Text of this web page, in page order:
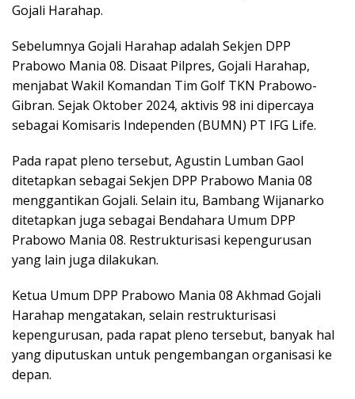
Gojali Harahap.
Sebelumnya Gojali Harahap adalah Sekjen DPP
Prabowo Mania 08. Disaat Pilpres, Gojali Harahap,
menjabat Wakil Komandan Tim Golf TKN Prabowo-
Gibran. Sejak Oktober 2024, aktivis 98 ini dipercaya
sebagai Komisaris Independen (BUMN) PT IFG Life.
Pada rapat pleno tersebut, Agustin Lumban Gaol
ditetapkan sebagai Sekjen DPP Prabowo Mania 08
menggantikan Gojali. Selain itu, Bambang Wijanarko
ditetapkan juga sebagai Bendahara Umum DPP
Prabowo Mania 08. Restrukturisasi kepengurusan
yang lain juga dilakukan.
Ketua Umum DPP Prabowo Mania 08 Akhmad Gojali
Harahap mengatakan, selain restrukturisasi
kepengurusan, pada rapat pleno tersebut, banyak hal
yang diputuskan untuk pengembangan organisasi ke
depan.